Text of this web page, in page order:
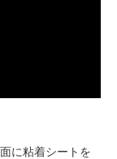
に粘着シートを